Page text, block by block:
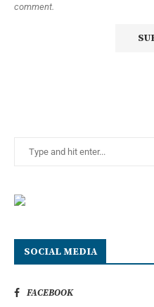
comment.
SOCIAL MEDIA
FACEBOOK